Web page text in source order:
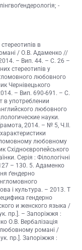
-
в
/ О.В. Адаменко //
2014. – Вип. 44. – С. 26 –
стереотипів у
любовного
Чернівецького
– Вип. 690-691. – С.
в употреблении
любовного
науки.
2014. – № 5, Ч.II.
любовному
Східноєвропейського
Серія : Філологічні
– 130. 5. Адаменко
ґендерно
і культура. – 2013. Т
гендерно
и женского языка /
пр.]. – Запоріжжя :
О.В. Вербалізація
любовному романі /
пр.]. Запоріжжя :